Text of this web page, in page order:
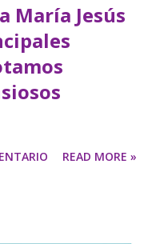
María Jesús
READ MORE »